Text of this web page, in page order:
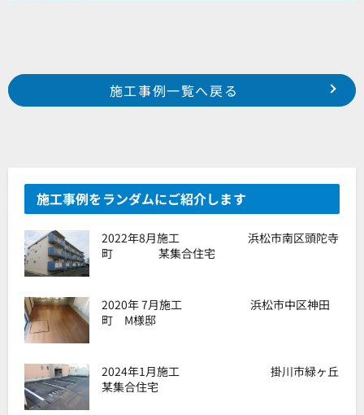
Prev 施工事例一覧へ戻る
施工事例をランダムにご紹介します
2022年8月施工 浜松市南区頭陀寺
町 某集合住宅
2020年 7月施工 浜松市中区神田
町 M様邸
2024年1月施工 掛川市緑ヶ丘
某集合住宅